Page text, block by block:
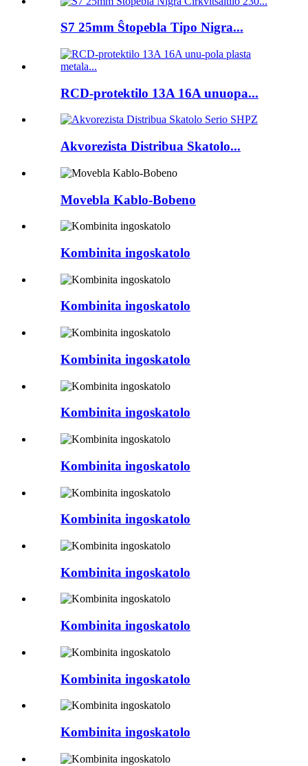
S7 25mm Ŝtopebla Tipo Nigra...
RCD-protektilo 13A 16A unuopa...
Akvorezista Distribua Skatolo...
Movebla Kablo-Bobeno
Kombinita ingoskatolo
Kombinita ingoskatolo
Kombinita ingoskatolo
Kombinita ingoskatolo
Kombinita ingoskatolo
Kombinita ingoskatolo
Kombinita ingoskatolo
Kombinita ingoskatolo
Kombinita ingoskatolo
Kombinita ingoskatolo